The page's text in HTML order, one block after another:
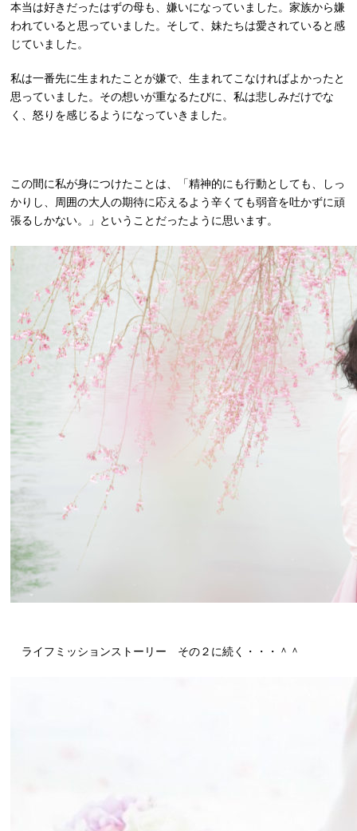
本当は好きだったはずの母も、嫌いになっていました。家族から嫌
われていると思っていました。そして、妹たちは愛されていると感
じていました。
私は一番先に生まれたことが嫌で、生まれてこなければよかったと
思っていました。その想いが重なるたびに、私は悲しみだけでな
く、怒りを感じるようになっていきました。
この間に私が身につけたことは、「精神的にも行動としても、しっ
かりし、周囲の大人の期待に応えるよう辛くても弱音を吐かずに頑
張るしかない。」ということだったように思います。
ライフミッションストーリー その２に続く・・・＾＾